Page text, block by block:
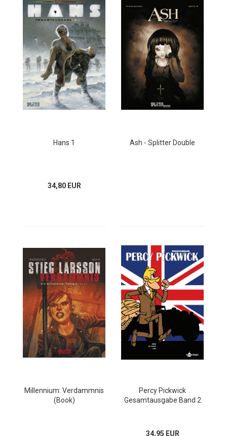
Hans 1
34,80 EUR
Ash - Splitter Double
Millennium: Verdammnis
(Book)
Percy Pickwick
Gesamtausgabe Band 2
34,95 EUR